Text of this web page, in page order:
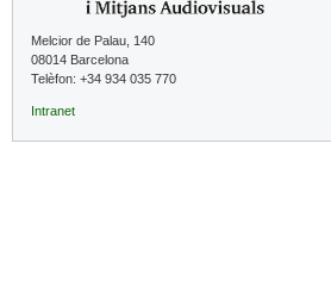
Melcior de Palau, 140
08014 Barcelona
Telèfon: +34 934 035 770
Intranet